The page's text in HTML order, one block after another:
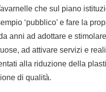
che sul piano
‘pubblico’ e fare la
anni ad adottare e
ad attivare servizi e
alla riduzione della
di qualità.